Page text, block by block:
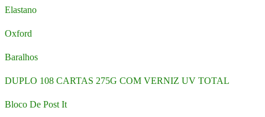
Elastano
Oxford
Baralhos
DUPLO 108 CARTAS 275G COM VERNIZ UV TOTAL
Bloco De Post It